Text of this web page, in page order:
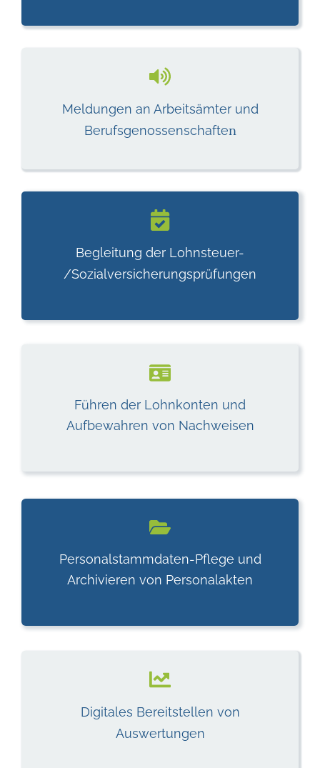
Meldungen an Arbeitsämter und
Berufsgenossenschaften
Begleitung der Lohnsteuer-
/Sozialversicherungsprüfungen
Führen der Lohnkonten und
Aufbewahren von Nachweisen
Personalstammdaten-Pflege und
Archivieren von Personalakten
Digitales Bereitstellen von
Auswertungen